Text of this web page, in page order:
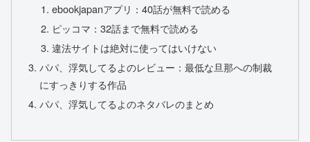
ebookjapanアプリ：40話が無料で読める
ピッコマ：32話まで無料で読める
違法サイトは絶対に使ってはいけない
パパ、浮気してるよのレビュー：最低な旦那への制裁
にすっきりする作品
パパ、浮気してるよのネタバレのまとめ